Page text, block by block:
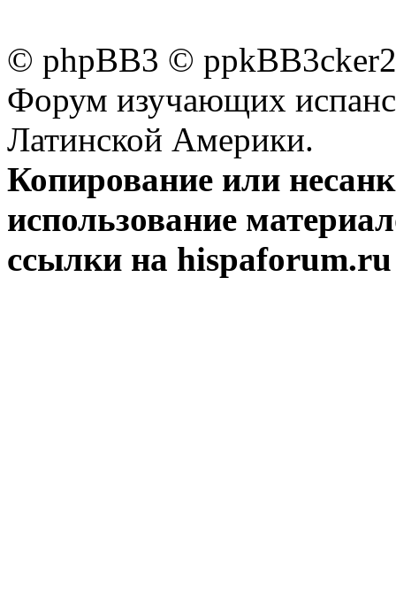
© phpBB3 ©
Форум изучающих
Латинской Америки.
Копирование или
использование
ссылки на hispaforum.ru